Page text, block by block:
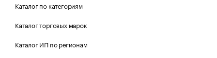
Каталог по категориям
Каталог торговых марок
Каталог ИП по регионам